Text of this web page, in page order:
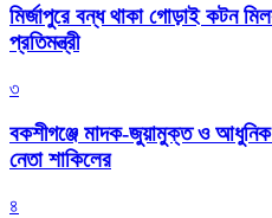
মির্জাপুরে বন্ধ থাকা গোড়াই কটন
প্রতিমন্ত্রী
৩
বকশীগঞ্জে মাদক-জুয়ামুক্ত ও আধুনিক
নেতা শাকিলের
৪